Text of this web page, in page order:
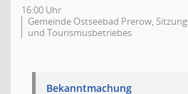
16:00 Uhr
Gemeinde Ostseebad Prerow,
und Tourismusbetriebes
Bekanntmachung